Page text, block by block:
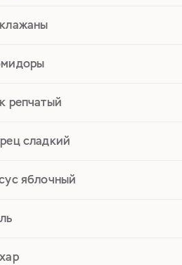
репчатый
сладкий
яблочный